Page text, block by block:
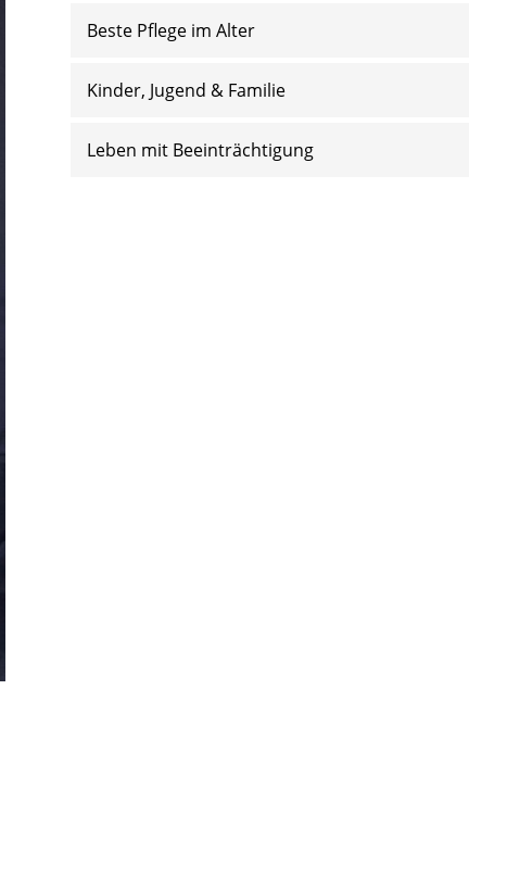
Beste Pflege im Alter
Kinder, Jugend & Familie
Leben mit Beeinträchtigung